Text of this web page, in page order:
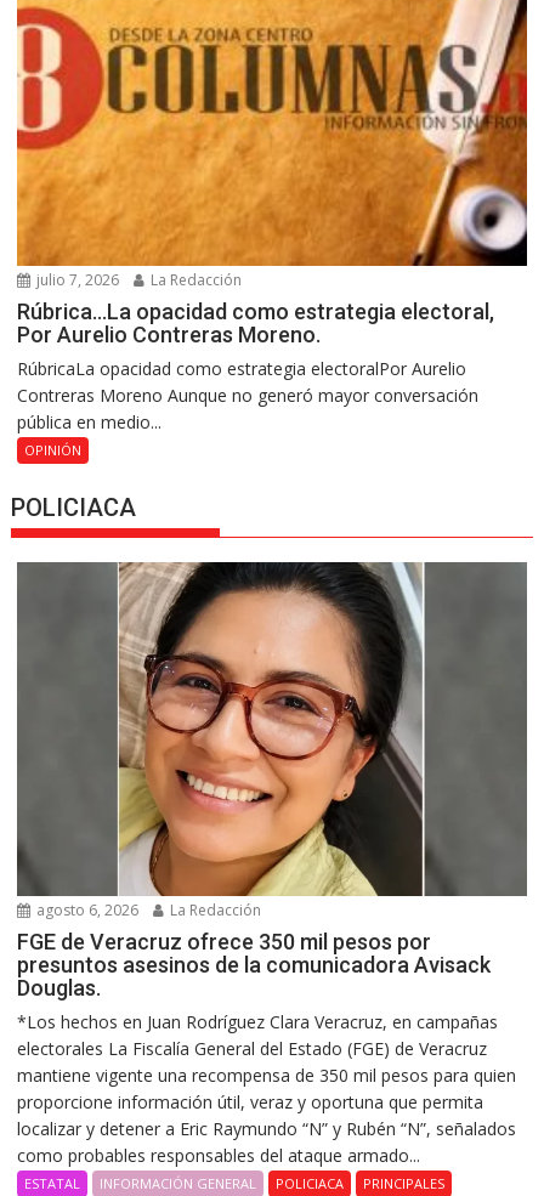
julio 7, 2026 La Redacción
Rúbrica…La opacidad como estrategia electoral,
Por Aurelio Contreras Moreno.
RúbricaLa opacidad como estrategia electoralPor Aurelio
Contreras Moreno Aunque no generó mayor conversación
pública en medio...
OPINIÓN
POLICIACA
agosto 6, 2026 La Redacción
FGE de Veracruz ofrece 350 mil pesos por
presuntos asesinos de la comunicadora Avisack
Douglas.
*Los hechos en Juan Rodríguez Clara Veracruz, en campañas
electorales La Fiscalía General del Estado (FGE) de Veracruz
mantiene vigente una recompensa de 350 mil pesos para quien
proporcione información útil, veraz y oportuna que permita
localizar y detener a Eric Raymundo “N” y Rubén “N”, señalados
como probables responsables del ataque armado...
ESTATAL INFORMACIÓN GENERAL POLICIACA PRINCIPALES